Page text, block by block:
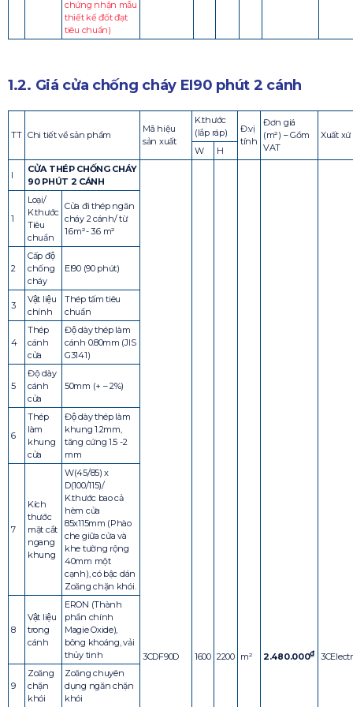
chứng nhận mẫu
thiết kế đốt đạt
tiêu chuẩn)
1.2. Giá cửa chống cháy EI90 phút 2 cánh
TT Chi tiết về sản phẩm
Mã hiệu
sản xuất
K.thước
(lắp ráp)
Đ.vị
tính
Đơn giá
(m²) – Gồm
VAT
Xuất xứ
W
H
I
CỬA THÉP CHỐNG CHÁY
90 PHÚT 2 CÁNH
3CDF90D 1600 2200 m² 2.480.000₫
1
Loại/
K.thước
Tiêu
chuẩn
Cửa đi thép ngăn
cháy 2 cánh/ từ
1.6m²- 3.6 m²
2
Cấp độ
chống
cháy
EI90 (90 phút)
3
Vật liệu
chính
Thép tấm tiêu
chuẩn
4
Thép
cánh
cửa
Độ dày thép làm
cánh 0.80mm (JIS
G3141)
5
Độ dày
cánh
cửa
50mm (+ – 2%)
6
Thép
làm
khung
cửa
Độ dày thép làm
khung 1.2mm,
tăng cứng 1.5 -2
mm
7
Kích
thước
mặt cắt
ngang
khung
W(45/85) x
D(100/115)/
K.thước bao cả
hèm cửa
85x115mm (Phào
che giữa cửa và
khe tường rộng
40mm một
cạnh), có bậc dán
Zoăng chặn khói.
8
Vật liệu
trong
cánh
ERON (Thành
phần chính
Magie Oxide),
bông khoáng, vải
thủy tinh
9
Zoăng
chặn
khói
Zoăng chuyên
dụng ngăn chặn
khói